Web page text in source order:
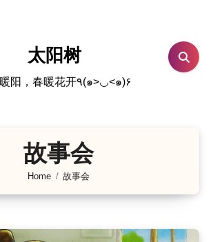
太阳树
心怀暖阳，春暖花开٩(๑>◡<๑)۶
故事会
Home 故事会